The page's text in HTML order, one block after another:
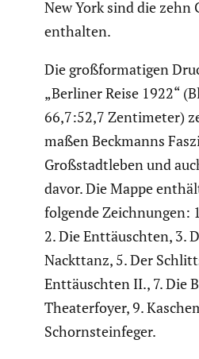
New York sind die zehn
enthalten.
Die großfor­ma­tigen
„Berliner Reise 1922“
66,7:52,7 Zenti­meter)
maßen Beckmanns
Großstadt­leben und
davor. Die Mappe
folgende Zeich­nungen:
2. Die Enttäuschten, 3.
Nackttanz, 5. Der
Enttäuschten II., 7. Die
Theater­foyer, 9.
Schorn­stein­feger.